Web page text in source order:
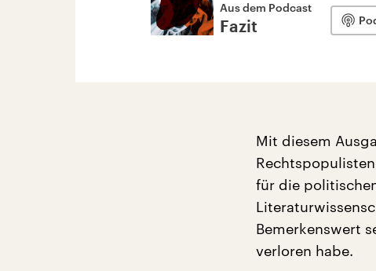
Aus dem Podcast
Fazit
Mit diesem
für die
Bemerkenswert
verloren habe.